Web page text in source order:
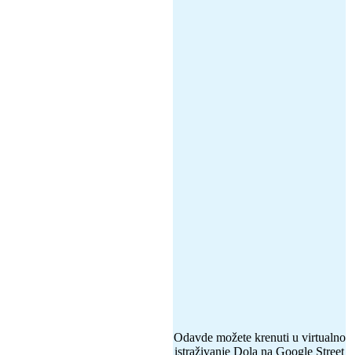
Odavde možete krenuti u virtualno
istraživanje Dola na Google Street